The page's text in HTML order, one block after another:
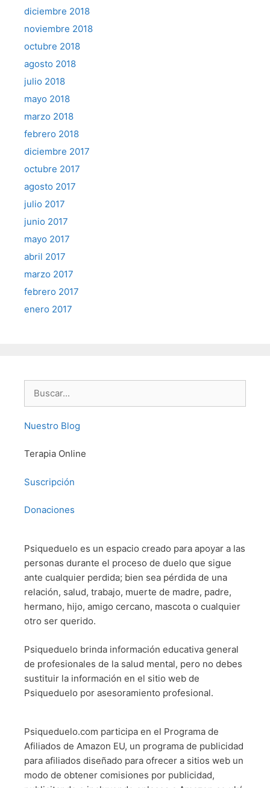
diciembre 2018
noviembre 2018
octubre 2018
agosto 2018
julio 2018
mayo 2018
marzo 2018
febrero 2018
diciembre 2017
octubre 2017
agosto 2017
julio 2017
junio 2017
mayo 2017
abril 2017
marzo 2017
febrero 2017
enero 2017
Nuestro Blog
Terapia Online
Suscripción
Donaciones
Psiqueduelo es un espacio creado para apoyar a las
personas durante el proceso de duelo que sigue
ante cualquier perdida; bien sea pérdida de una
relación, salud, trabajo, muerte de madre, padre,
hermano, hijo, amigo cercano, mascota o cualquier
otro ser querido.
Psiqueduelo brinda información educativa general
de profesionales de la salud mental, pero no debes
sustituir la información en el sitio web de
Psiqueduelo por asesoramiento profesional.
Psiqueduelo.com participa en el Programa de
Afiliados de Amazon EU, un programa de publicidad
para afiliados diseñado para ofrecer a sitios web un
modo de obtener comisiones por publicidad,